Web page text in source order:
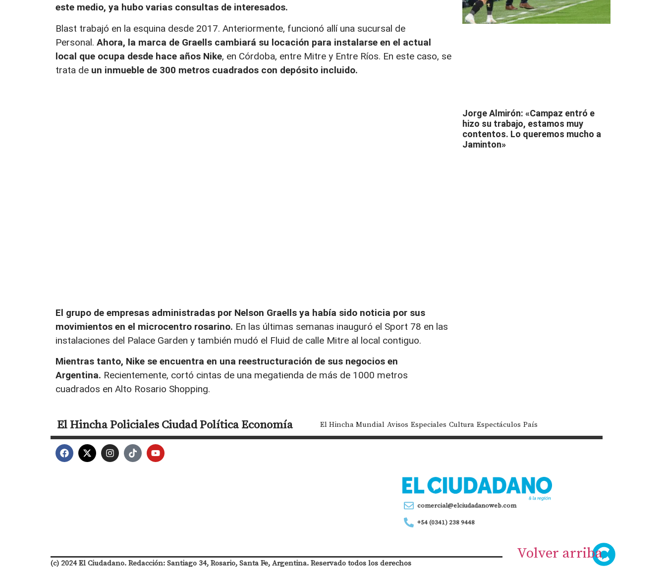
este medio, ya hubo varias consultas de interesados.
Blast trabajó en la esquina desde 2017. Anteriormente, funcionó allí una sucursal de
Personal. Ahora, la marca de Graells cambiará su locación para instalarse en el actual
local que ocupa desde hace años Nike, en Córdoba, entre Mitre y Entre Ríos. En este caso, se
trata de un inmueble de 300 metros cuadrados con depósito incluido.
El grupo de empresas administradas por Nelson Graells ya había sido noticia por sus
movimientos en el microcentro rosarino. En las últimas semanas inauguró el Sport 78 en las
instalaciones del Palace Garden y también mudó el Fluid de calle Mitre al local contiguo.
Mientras tanto, Nike se encuentra en una reestructuración de sus negocios en
Argentina. Recientemente, cortó cintas de una megatienda de más de 1000 metros
cuadrados en Alto Rosario Shopping.
Jorge Almirón: «Campaz entró e
hizo su trabajo, estamos muy
contentos. Lo queremos mucho a
Jaminton»
El HinchaPolicialesCiudadPolíticaEconomía El Hincha Mundial Avisos Especiales Cultura Espectáculos País
comercial@elciudadanoweb.com
+54 (0341) 238 9448
(c) 2024 El Ciudadano. Redacción: Santiago 34, Rosario, Santa Fe, Argentina. Reservado todos los derechos
Volver arriba